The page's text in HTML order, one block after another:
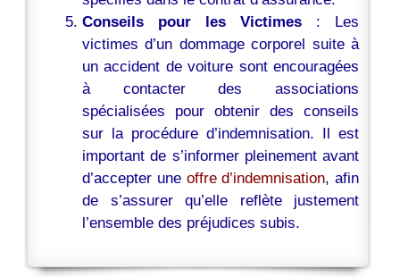
Conseils pour les Victimes : Les
victimes d’un dommage corporel suite à
un accident de voiture sont encouragées
à contacter des associations
spécialisées pour obtenir des conseils
sur la procédure d’indemnisation. Il est
important de s’informer pleinement avant
d’accepter une offre d’indemnisation, afin
de s’assurer qu’elle reflète justement
l’ensemble des préjudices subis.